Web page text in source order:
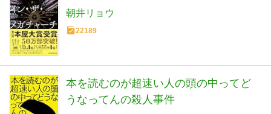
朝井リョウ
22189
本を読むのが超速い人の頭の中ってど
うなってんの殺人事件